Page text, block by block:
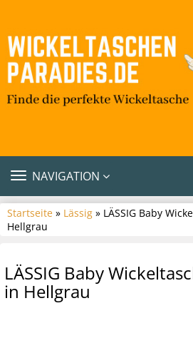
TOGGLE
NAVIGATION
Startseite » Lässig » LÄSSIG Baby
Hellgrau
LÄSSIG Baby
in Hellgrau